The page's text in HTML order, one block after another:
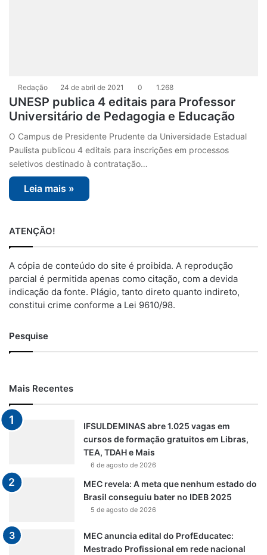
Redação 24 de abril de 2021 0 1.268
UNESP publica 4 editais para Professor
Universitário de Pedagogia e Educação
O Campus de Presidente Prudente da Universidade Estadual
Paulista publicou 4 editais para inscrições em processos
seletivos destinado à contratação…
Leia mais »
ATENÇÃO!
A cópia de conteúdo do site é proibida. A reprodução
parcial é permitida apenas como citação, com a devida
indicação da fonte. Plágio, tanto direto quanto indireto,
constitui crime conforme a Lei 9610/98.
Pesquise
Mais Recentes
IFSULDEMINAS abre 1.025 vagas em
cursos de formação gratuitos em Libras,
TEA, TDAH e Mais
6 de agosto de 2026
MEC revela: A meta que nenhum estado do
Brasil conseguiu bater no IDEB 2025
5 de agosto de 2026
MEC anuncia edital do ProfEducatec:
Mestrado Profissional em rede nacional